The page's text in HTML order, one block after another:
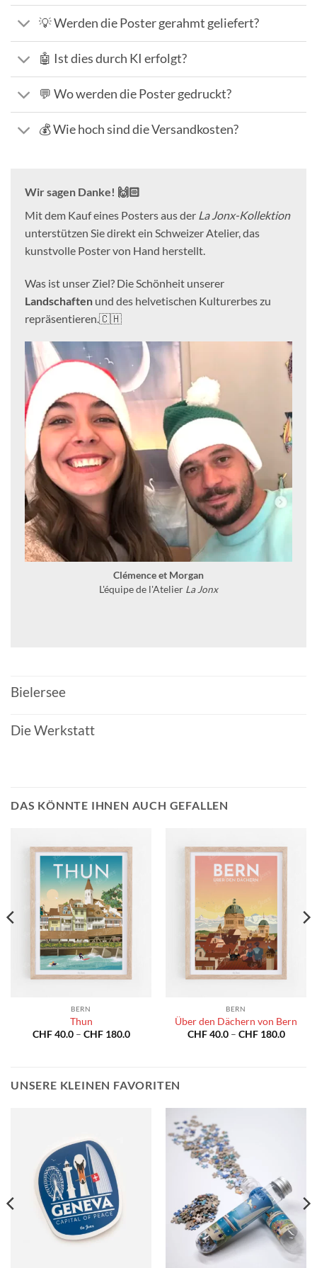
💡 Werden die Poster gerahmt geliefert?
🤖 Ist dies durch KI erfolgt?
💬 Wo werden die Poster gedruckt?
💰 Wie hoch sind die Versandkosten?
Wir sagen Danke! 🙌🏻
Mit dem Kauf eines Posters aus der La Jonx-Kollektion
unterstützen Sie direkt ein Schweizer Atelier, das
kunstvolle Poster von Hand herstellt.
Was ist unser Ziel? Die Schönheit unserer
Landschaften und des helvetischen Kulturerbes zu
repräsentieren.🇨🇭
Clémence et Morgan
L'équipe de l'Atelier La Jonx
Bielersee
Die Werkstatt
DAS KÖNNTE IHNEN AUCH GEFALLEN
BERN
Thun
CHF40.0 – CHF180.0Preisspanne:
BERN
Über den Dächern von Bern
CHF40.0 – CHF180.0
UNSERE KLEINEN FAVORITEN